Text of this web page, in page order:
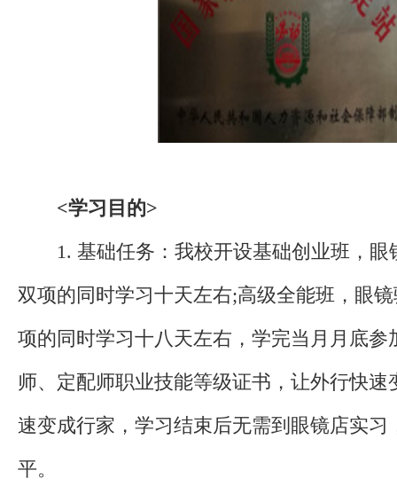
<学习目的>
1. 基础任务：我校开设基础创业班，眼
双项的同时学习十天左右;高级全能班，眼
项的同时学习十八天左右，学完当月月底参
师、定配师职业技能等级证书，让外行快速
速变成行家，学习结束后无需到眼镜店实习
平。